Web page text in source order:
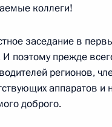
с Председателем
коллеги!
заседание в
поэтому прежде
регионов,
аппаратов
доброго.